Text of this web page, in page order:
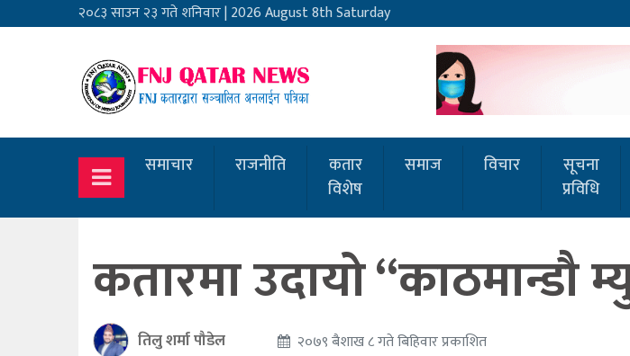
२०८३ साउन २३ गते शनिवार|2026 August 8th Saturday
समाचार राजनीति
कतार
विशेष
समाज विचार
सूचना
प्रविधि
कतारमा उदायो “काठमान्डौ
तिलु शर्मा पौडेल २०७९ बैशाख ८ गते बिहिवार प्रकाशित